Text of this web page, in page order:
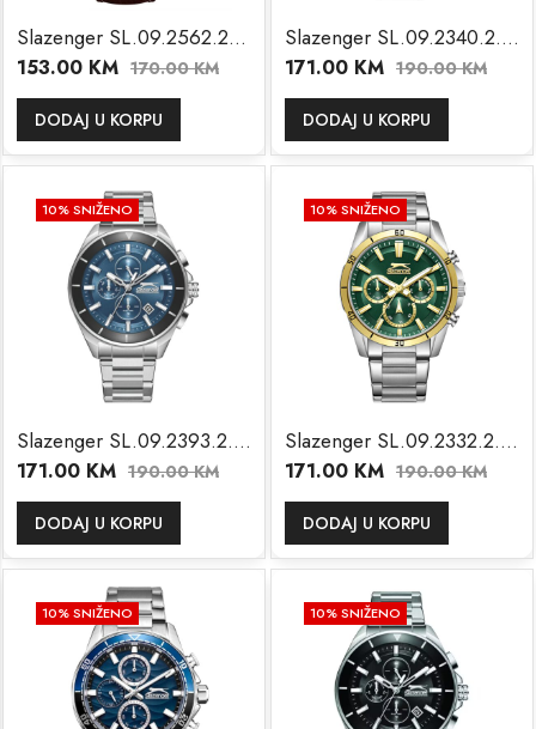
Slazenger SL.09.2562.2.03
153.00 KM 170.00KM
DODAJ U KORPU
Slazenger SL.09.2340.2.03
171.00 KM 190.00KM
DODAJ U KORPU
10% SNIŽENO
Slazenger SL.09.2393.2.07
171.00 KM 190.00KM
DODAJ U KORPU
10% SNIŽENO
Slazenger SL.09.2332.2.04
171.00 KM 190.00KM
DODAJ U KORPU
10% SNIŽENO 10% SNIŽENO